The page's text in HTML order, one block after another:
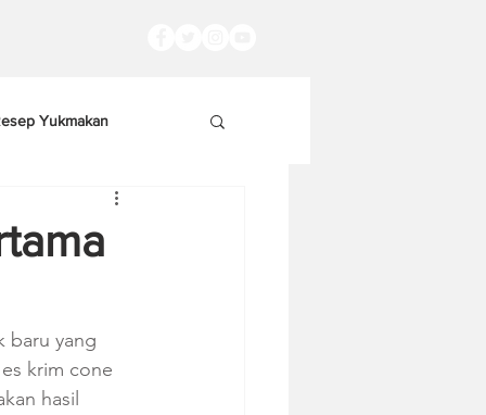
Yukmakan
baru yang
krim cone
hasil